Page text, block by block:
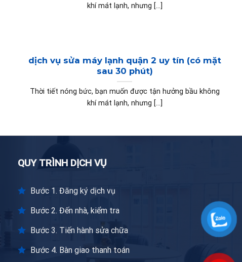
khí mát lạnh, nhưng [...]
dịch vụ sửa máy lạnh quận 2 uy tín (có mặt
sau 30 phút)
Thời tiết nóng bức, bạn muốn được tận hưởng bầu không
khí mát lạnh, nhưng [...]
QUY TRÌNH DỊCH VỤ
Bước 1. Đăng ký dịch vụ
Bước 2. Đến nhà, kiểm tra
Bước 3. Tiến hành sửa chữa
Bước 4. Bàn giao thanh toán